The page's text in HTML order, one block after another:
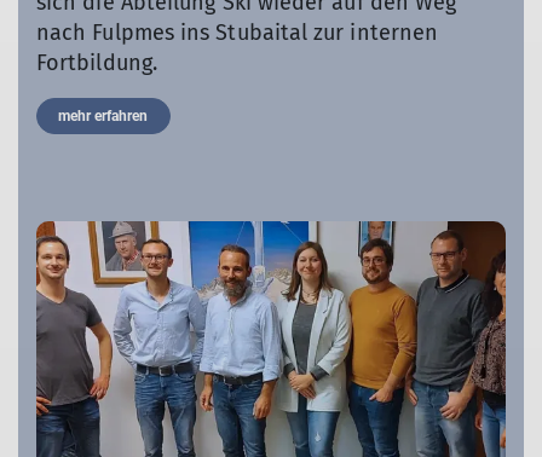
nach Fulpmes ins Stubaital zur internen
Fortbildung.
mehr erfahren